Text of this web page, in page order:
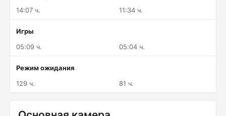
14:07 ч.
11:34 ч.
Игры
05:09 ч.
05:04 ч.
Режим ожидания
129 ч.
81 ч.